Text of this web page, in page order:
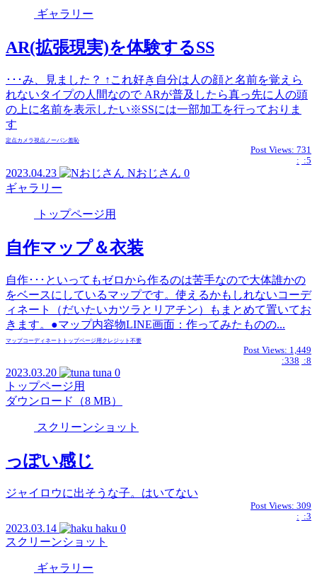
ギャラリー
AR(拡張現実)を体験するSS
･･･み、見ました？ ↑これ好き自分は人の顔と名前を覚えら
れないタイプの人間なので ARが普及したら真っ先に人の頭
の上に名前を表示したい※SSには一部加工を行っておりま
す
定点カメラ視点 ノーパン羞恥
Post Views: 731
: :5
2023.04.23 Nおじさん 0
ギャラリー
トップページ用
自作マップ＆衣装
自作･･･といってもゼロから作るのは苦手なので大体誰かの
をベースにしているマップです。使えるかもしれないコーデ
ィネート（だいたいカツラとリアチン）もまとめて置いてお
きます。●マップ内容物LINE画面：作ってみたものの...
マップコーディネート トップページ用 クレジット不要
Post Views: 1,449
:338 :8
2023.03.20 tuna 0
トップページ用
ダウンロード（8 MB）
スクリーンショット
っぽい感じ
ジャイロウに出そうな子。はいてない
Post Views: 309
: :3
2023.03.14 haku 0
スクリーンショット
ギャラリー